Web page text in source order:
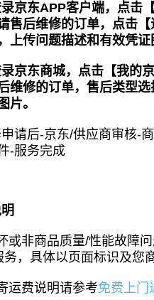
京东APP客户端，点击
售后维修的订单，点击
上传问题描述和有效凭证
京东商城，点击【我的
维修的订单，售后类型
片。
请后-京东/供应商审核-
-服务完成
或非商品质量/性能故障
，具体以页面标识及您
运费说明请参考免费上门